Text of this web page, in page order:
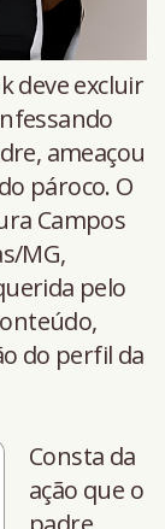
deve excluir
ameaçou
pároco. O
Campos
MG,
pelo
do perfil da
Consta da
ação que o